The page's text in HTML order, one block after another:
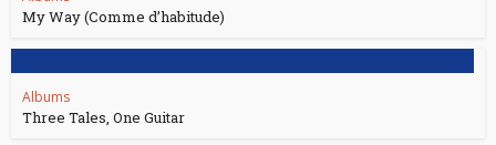
My Way (Comme d’habitude)
Albums
Three Tales, One Guitar